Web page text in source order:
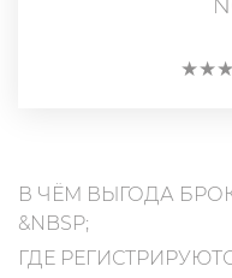
★★
★★
★
В ЧЁМ ВЫГОДА
&NBSP;
ГДЕ